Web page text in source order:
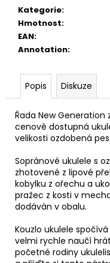
Kategorie:
Hmotnost:
EAN:
Annotation:
Popis Diskuze
Řada New
cenově dostupná
velikosti ozdobená
Sopránové ukulele s
zhotovené z lipové
kobylku z ořechu a
pražec z kosti v
dodáván v obalu.
Kouzlo ukulele
velmi rychle naučí
početné rodiny
u
e
m
JÁ
PÍSNIČKA
6.
DÍL
180